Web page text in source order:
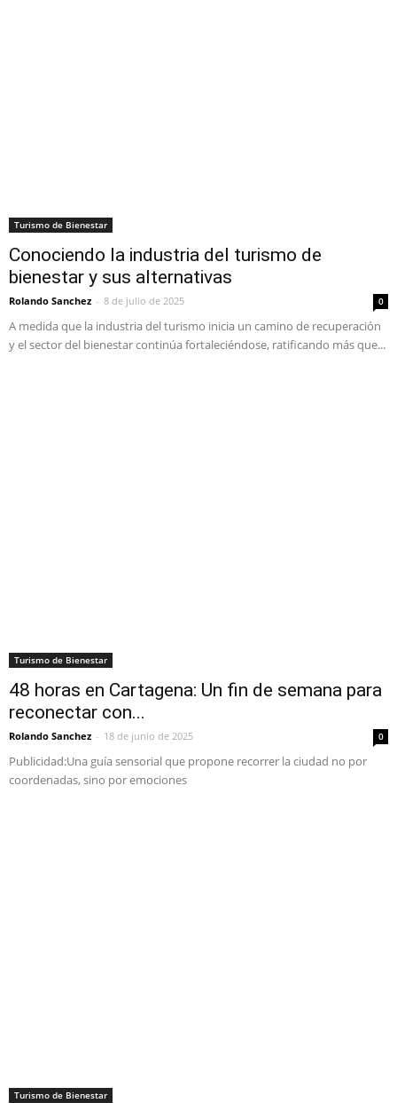
Turismo de Bienestar
Conociendo la industria del turismo de
bienestar y sus alternativas
Rolando Sanchez - 8 de julio de 2025 0
A medida que la industria del turismo inicia un camino de recuperación
y el sector del bienestar continúa fortaleciéndose, ratificando más que...
Turismo de Bienestar
48 horas en Cartagena: Un fin de semana para
reconectar con...
Rolando Sanchez - 18 de junio de 2025 0
Publicidad:Una guía sensorial que propone recorrer la ciudad no por
coordenadas, sino por emociones
Turismo de Bienestar